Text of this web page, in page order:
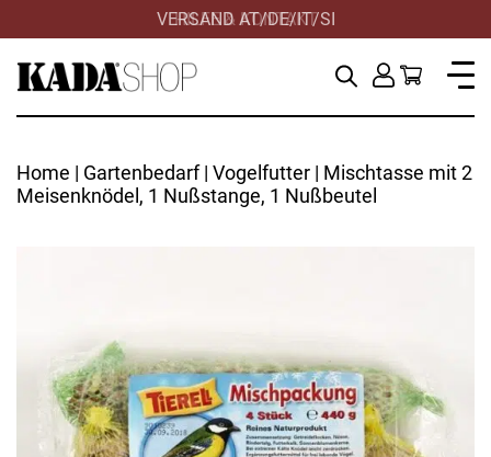
HILFE & KONTAKT
VERSAND AT/DE/IT/SI
Home | Gartenbedarf| Vogelfutter | Mischtasse mit 2
Meisenknödel, 1 Nußstange, 1 Nußbeutel